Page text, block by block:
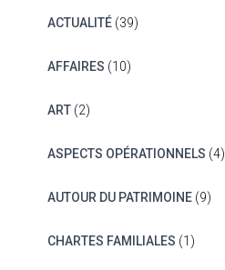
ACTUALITÉ(39)
AFFAIRES (10)
ART(2)
ASPECTS OPÉRATIONNELS (4)
AUTOUR DU PATRIMOINE(9)
CHARTES FAMILIALES (1)